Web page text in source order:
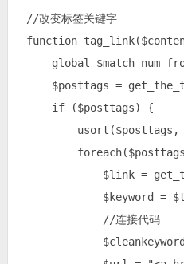
//改变标签关键字
function
global
$posttags =
     if ($posttags) {
usort($posttags,
$link =
$keyword =
             //连接代码